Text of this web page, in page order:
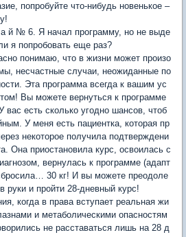
попробуйте что-нибудь новенькое –
й № 6. Я начал программу, но не выде
я попробовать еще раз?
понимаю, что в жизни может произо
несчастные случаи, неожиданные по
Эта программа всегда к вашим ус
Вы можете вернуться к программе
вас есть сколько угодно шансов, чтоб
У меня есть пациентка, которая пр
некоторое получила подтверждени
Она приостановила курс, освоилась с
вернулась к программе (адапт
30 кг! И вы можете преодоле
руки и пройти 28-дневный курс!
когда в права вступает реальная жи
и метаболическими опасностям
не расставаться лишь на 28 д